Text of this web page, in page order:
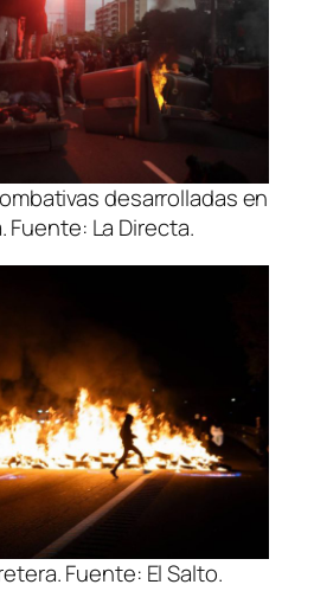
desarrolladas en
Fuente: La Directa.
Fuente: El Salto.